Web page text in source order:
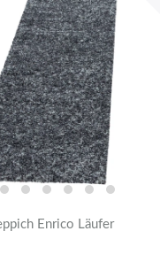
Enrico Läufer